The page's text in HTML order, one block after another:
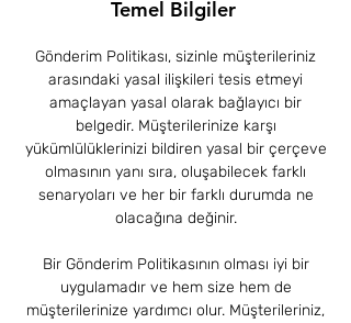
Temel Bilgiler
Gönderim Politikası, sizinle müşterileriniz
arasındaki yasal ilişkileri tesis etmeyi
amaçlayan yasal olarak bağlayıcı bir
belgedir. Müşterilerinize karşı
yükümlülüklerinizi bildiren yasal bir çerçeve
olmasının yanı sıra, oluşabilecek farklı
senaryoları ve her bir farklı durumda ne
olacağına değinir.
Bir Gönderim Politikasının olması iyi bir
uygulamadır ve hem size hem de
müşterilerinize yardımcı olur. Müşterileriniz,